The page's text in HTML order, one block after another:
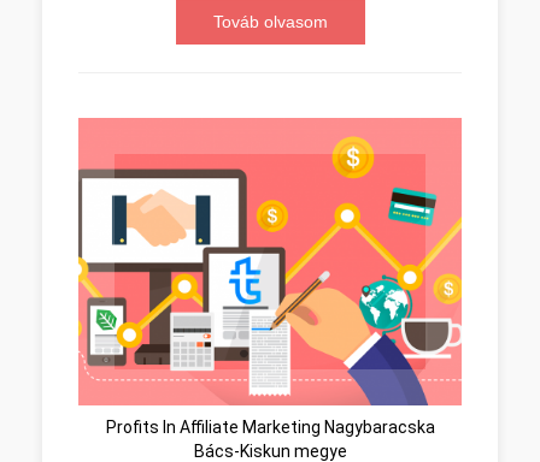
Továb olvasom
Profits In Affiliate Marketing Nagybaracska
Bács-Kiskun megye